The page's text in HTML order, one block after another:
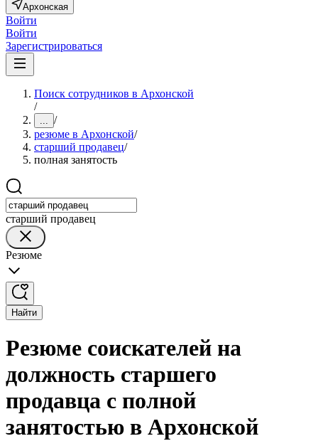
Архонская
Войти
Войти
Зарегистрироваться
Поиск сотрудников в Архонской
/
... /
резюме в Архонской/
старший продавец/
полная занятость
старший продавец
Резюме
Найти
Резюме соискателей на
должность старшего
продавца с полной
занятостью в Архонской